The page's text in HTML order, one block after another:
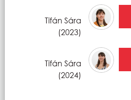
Tifán Sára
(2023)
Tifán Sára
(2024)